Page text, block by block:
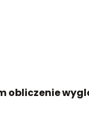
obliczenie